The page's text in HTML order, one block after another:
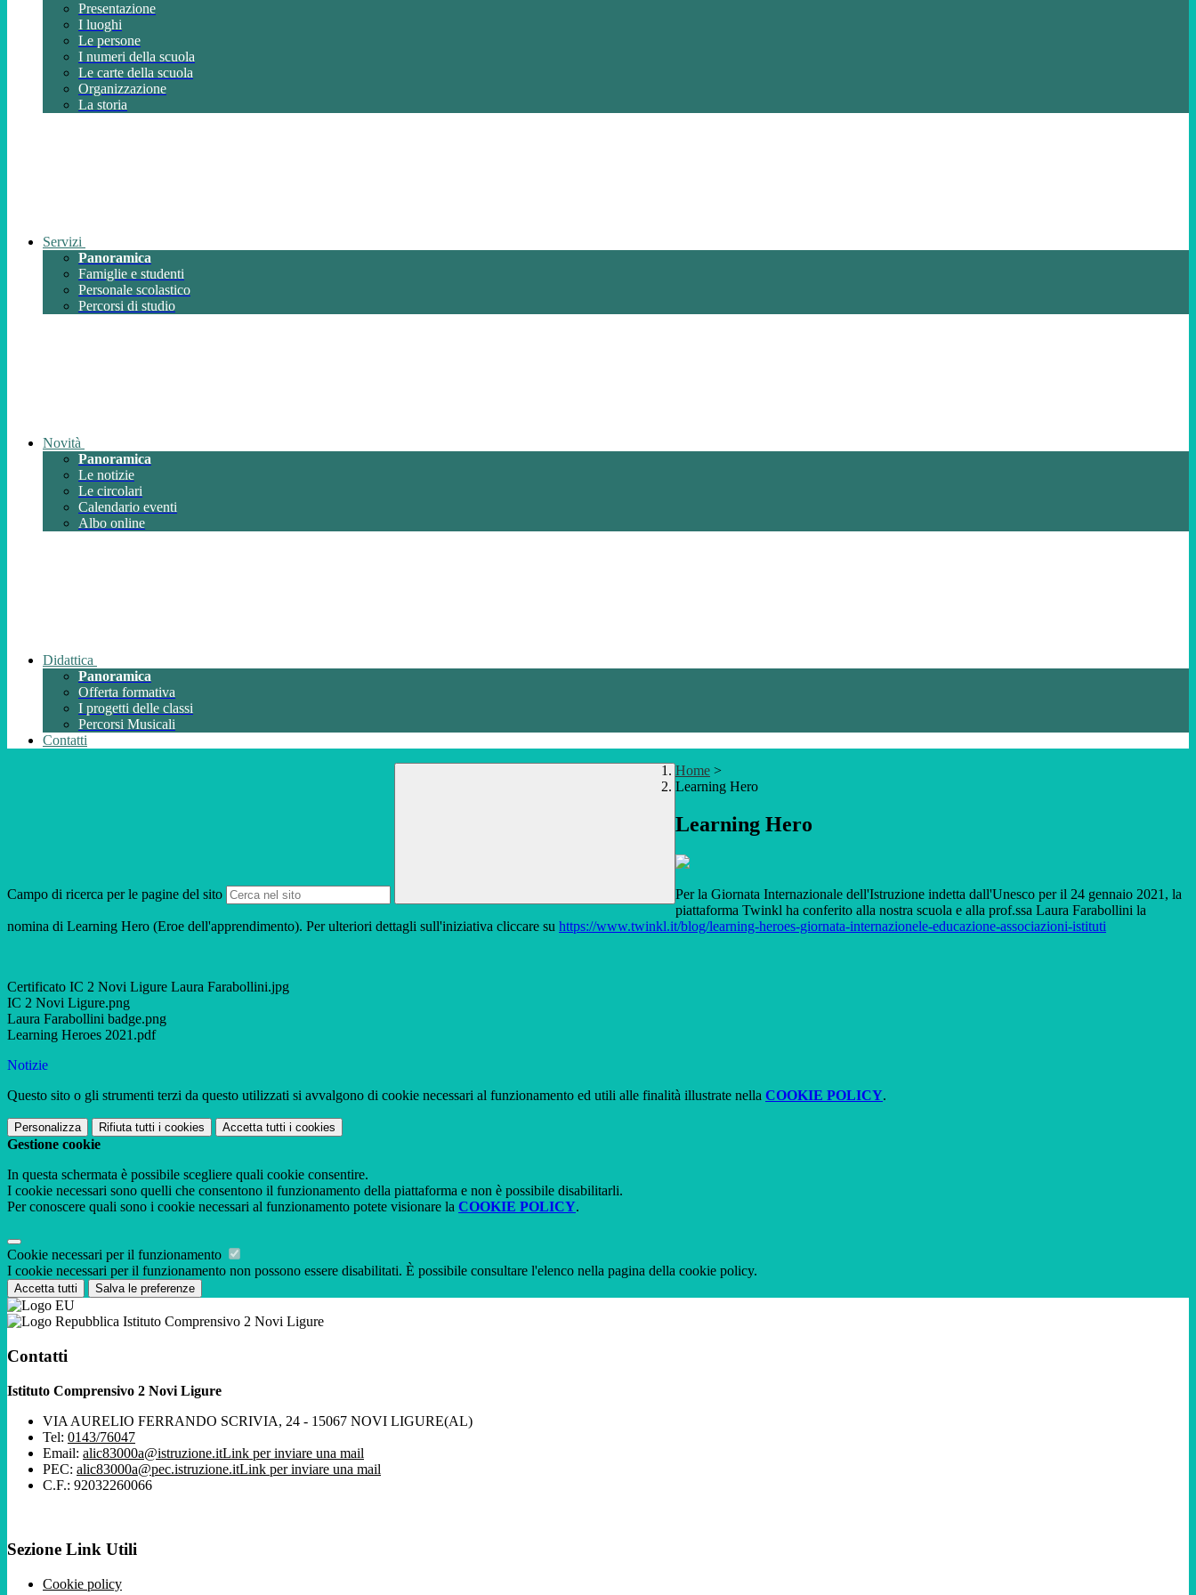
Presentazione
I luoghi
Le persone
I numeri della scuola
Le carte della scuola
Organizzazione
La storia
Servizi
Panoramica
Famiglie e studenti
Personale scolastico
Percorsi di studio
Novità
Panoramica
Le notizie
Le circolari
Calendario eventi
Albo online
Didattica
Panoramica
Offerta formativa
I progetti delle classi
Percorsi Musicali
Contatti
Campo di ricerca per le pagine del sito
Home >
Learning Hero
Learning Hero
Per la Giornata Internazionale dell'Istruzione indetta dall'Unesco per il 24 gennaio 2021, la
piattaforma Twinkl ha conferito alla nostra scuola e alla prof.ssa Laura Farabollini la
nomina di Learning Hero (Eroe dell'apprendimento). Per ulteriori dettagli sull'iniziativa cliccare su https://www.twinkl.it/blog/learning-heroes-giornata-internazionele-educazione-associazioni-istituti
Certificato IC 2 Novi Ligure Laura Farabollini.jpg
IC 2 Novi Ligure.png
Laura Farabollini badge.png
Learning Heroes 2021.pdf
Notizie
Questo sito o gli strumenti terzi da questo utilizzati si avvalgono di cookie necessari al funzionamento ed utili alle finalità illustrate nella COOKIE POLICY.
Personalizza Rifiuta tutti i cookies Accetta tutti i cookies
Gestione cookie
In questa schermata è possibile scegliere quali cookie consentire.
I cookie necessari sono quelli che consentono il funzionamento della piattaforma e non è possibile disabilitarli.
Per conoscere quali sono i cookie necessari al funzionamento potete visionare la COOKIE POLICY.
Cookie necessari per il funzionamento
I cookie necessari per il funzionamento non possono essere disabilitati. È possibile consultare l'elenco nella pagina della cookie policy.
Accetta tutti Salva le preferenze
Istituto Comprensivo 2 Novi Ligure
Contatti
Istituto Comprensivo 2 Novi Ligure
VIA AURELIO FERRANDO SCRIVIA, 24 - 15067 NOVI LIGURE(AL)
Tel: 0143/76047
Email: alic83000a@istruzione.itLink per inviare una mail
PEC: alic83000a@pec.istruzione.itLink per inviare una mail
C.F.: 92032260066
Sezione Link Utili
Cookie policy